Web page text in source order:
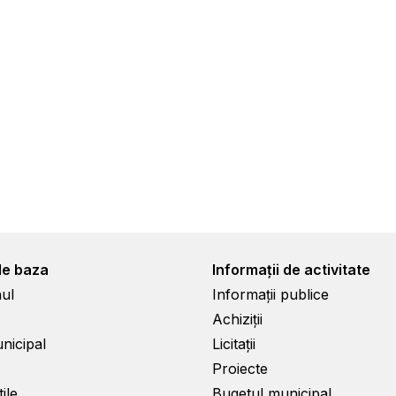
baza
Informații de activitate
Informații publice
Achiziții
Licitații
Proiecte